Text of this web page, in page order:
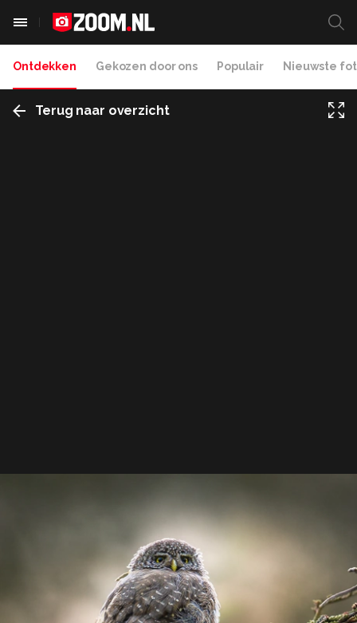
Ontdekken Gekozen door ons Populair Nieuwste
Terug naar overzicht